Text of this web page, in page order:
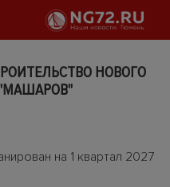
НОВОГО
на 1 квартал 2027